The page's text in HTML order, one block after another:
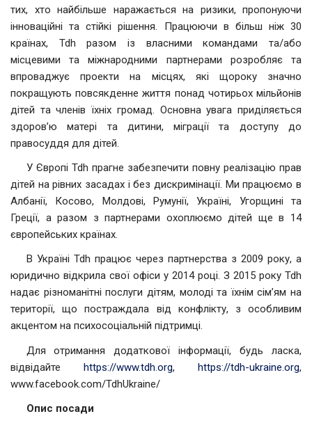
тих, хто найбільше наражається на ризики, пропонуючи
інноваційні та стійкі рішення. Працюючи в більш ніж 30
країнах, Tdh разом із власними командами та/або
місцевими та міжнародними партнерами розробляє та
впроваджує проекти на місцях, які щороку значно
покращують повсякденне життя понад чотирьох мільйонів
дітей та членів їхніх громад. Основна увага приділяється
здоров’ю матері та дитини, міграції та доступу до
правосуддя для дітей.
У Європі Tdh прагне забезпечити повну реалізацію прав
дітей на рівних засадах і без дискримінації. Ми працюємо в
Албанії, Косово, Молдові, Румунії, Україні, Угорщині та
Греції, а разом з партнерами охоплюємо дітей ще в 14
європейських країнах.
В Україні Tdh працює через партнерства з 2009 року, а
юридично відкрила свої офіси у 2014 році. З 2015 року Tdh
надає різноманітні послуги дітям, молоді та їхнім сім’ям на
території, що постраждала від конфлікту, з особливим
акцентом на психосоціальній підтримці.
Для отримання додаткової інформації, будь ласка,
відвідайте https://www.tdh.org, https://tdh-ukraine.org,
www.facebook.com/TdhUkraine/
Опис посади